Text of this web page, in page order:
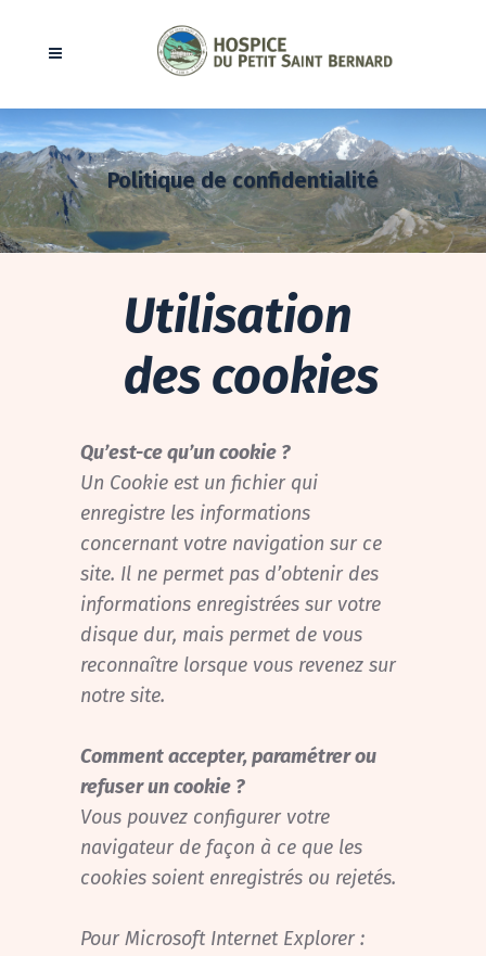
Politique de confidentialité
Utilisation
des cookies
Qu’est-ce qu’un cookie ?
Un Cookie est un fichier qui
enregistre les informations
concernant votre navigation sur ce
site. Il ne permet pas d’obtenir des
informations enregistrées sur votre
disque dur, mais permet de vous
reconnaître lorsque vous revenez sur
notre site.
Comment accepter, paramétrer ou
refuser un cookie ?
Vous pouvez configurer votre
navigateur de façon à ce que les
cookies soient enregistrés ou rejetés.
Pour Microsoft Internet Explorer :